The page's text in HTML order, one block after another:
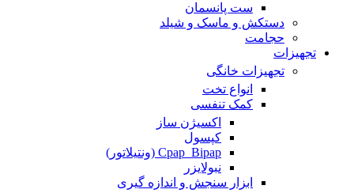
ست پانسمان
دستکش و ماسک و شیلد
حجامت
تجهیزات
تجهیزات خانگی
انواع تخت
کمک تنفسی
اکسیژن ساز
کپسول
Cpap_Bipap (ونتیلاتور)
نبولایزر
ابزار سنجش و اندازه گیری